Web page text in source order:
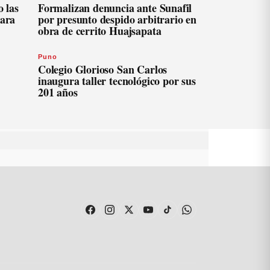
las Formalizan denuncia ante Sunafil
por presunto despido arbitrario en
obra de cerrito Huajsapata
Puno
Colegio Glorioso San Carlos
inaugura taller tecnológico por sus
201 años